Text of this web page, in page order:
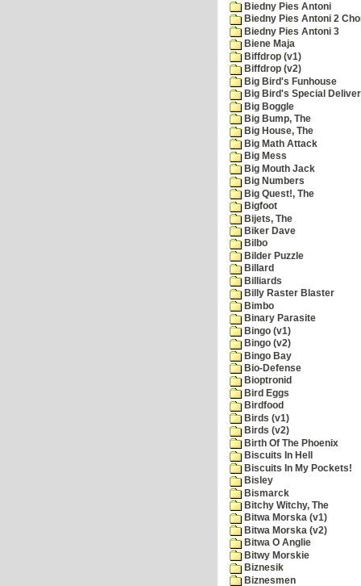
Biedny Pies Antoni
Biedny Pies Antoni 2
Biedny Pies Antoni 3
Biene Maja
Biffdrop (v1)
Biffdrop (v2)
Big Bird's Funhouse
Big Bird's Special
Big Boggle
Big Bump, The
Big House, The
Big Math Attack
Big Mess
Big Mouth Jack
Big Numbers
Big Quest!, The
Bigfoot
Bijets, The
Biker Dave
Bilbo
Bilder Puzzle
Billard
Billiards
Billy Raster Blaster
Bimbo
Binary Parasite
Bingo (v1)
Bingo (v2)
Bingo Bay
Bio-Defense
Bioptronid
Bird Eggs
Birdfood
Birds (v1)
Birds (v2)
Birth Of The Phoenix
Biscuits In Hell
Biscuits In My Pockets!
Bisley
Bismarck
Bitchy Witchy, The
Bitwa Morska (v1)
Bitwa Morska (v2)
Bitwa O Anglie
Bitwy Morskie
Biznesik
Biznesmen